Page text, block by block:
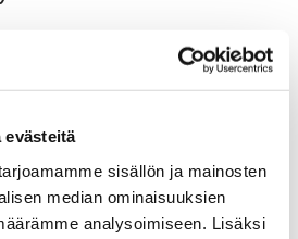
evästeitä
sisällön ja mainosten
median ominaisuuksien
analysoimiseen. Lisäksi
Tapahtuma-alueella
sopivaa suolaista sekä
juomavalikoima takaa
viihtyvyyden. Avaamaton